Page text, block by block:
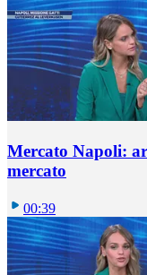
Mercato Napoli:
mercato
00:39